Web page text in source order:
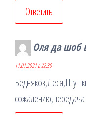
Ответить
Оля да шоб
11.01.2021 в 22:30